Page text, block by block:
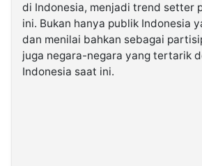
di Indonesia, menjadi trend setter
ini. Bukan hanya publik Indonesia
dan menilai bahkan sebagai
juga negara-negara yang tertarik
Indonesia saat ini.